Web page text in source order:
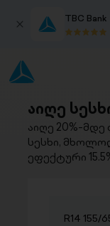
TBC Bank
აიღე
აიღე 20%-
სესხი,
ეფექტური
R14